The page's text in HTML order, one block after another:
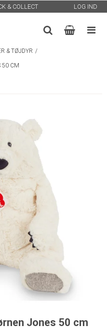
& COLLECT LOG IND
& TØJDYR /
50 CM
Jones 50 cm